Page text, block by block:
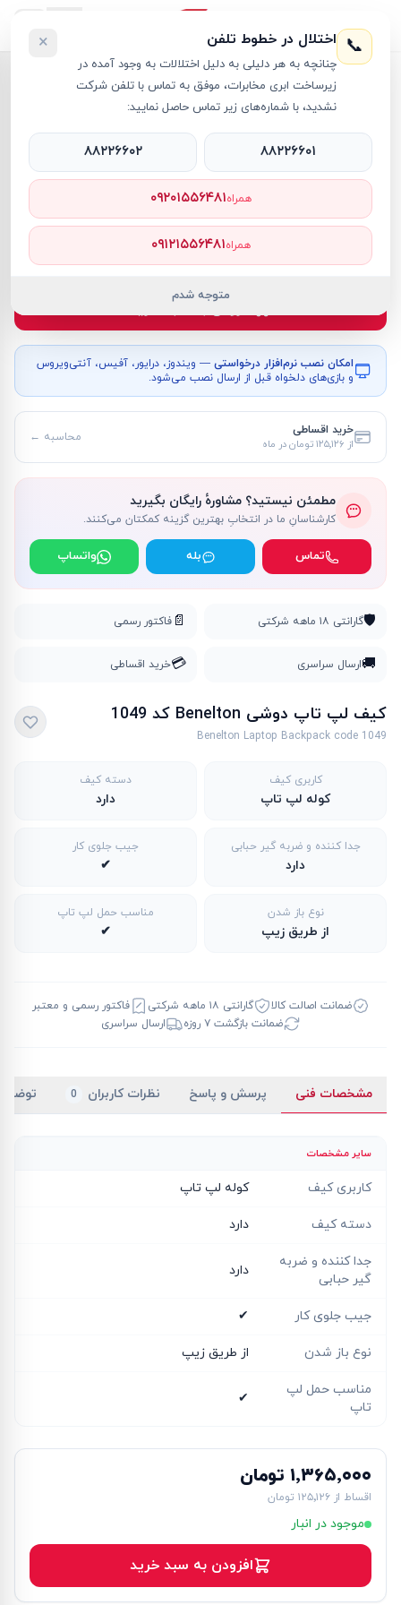
کیف لپ تاپ کیف لپ تاپ دوشی Benelton کد 1049
کیف لپ تاپ Other Brands
RT59645
امکان نصب نرم‌افزار درخواستی — ویندوز، درایور، آفیس، آنتی‌ویروس
و بازی‌های دلخواه قبل از ارسال نصب می‌شود.
خرید اقساطی
از ۱۲۵٬۱۲۶ تومان در ماه محاسبه ←
مطمئن نیستید؟ مشاورهٔ رایگان بگیرید
کارشناسانِ ما در انتخابِ بهترین گزینه کمکتان می‌کنند.
تماس بله واتساپ
🛡️گارانتی ۱۸ ماهه شرکتی 📄 فاکتور رسمی
🚚ارسال سراسری 💳خرید اقساطی
کیف لپ تاپ دوشی Benelton کد 1049
Benelton Laptop Backpack code 1049
کاربری کیف
کوله لپ تاپ
دسته کیف
دارد
جدا کننده و ضربه گیر حبابی
دارد
جیب جلوی کار
✔
نوع باز شدن
از طریق زیپ
مناسب حمل لپ تاپ
✔
ضمانت اصالت کالا گارانتی ۱۸ ماهه شرکتی
فاکتور رسمی و معتبر
ضمانت بازگشت ۷ روزه
ارسال سراسری
مشخصات فنی پرسش و پاسخ نظرات کاربران 0
سایر مشخصات
کاربری کیف کوله لپ تاپ
دسته کیف دارد
جدا کننده و ضربه
گیر حبابی
دارد
جیب جلوی کار ✔
نوع باز شدن از طریق زیپ
مناسب حمل لپ
تاپ
✔
۱٬۳۶۵٬۰۰۰ تومان
اقساط از ۱۲۵٬۱۲۶ تومان
موجود در انبار
افزودن به سبد خرید
📞 اختلال در خطوط تلفن
چنانچه به هر دلیلی به دلیل اختلالات به وجود آمده در
زیرساخت ابری مخابرات، موفق به تماس با تلفن شرکت
نشدید، با شماره‌های زیر تماس حاصل نمایید:
×
۸۸۲۲۶۶۰۱ ۸۸۲۲۶۶۰۲
همراه۰۹۲۰۱۵۵۶۴۸۱
همراه۰۹۱۲۱۵۵۶۴۸۱
متوجه شدم